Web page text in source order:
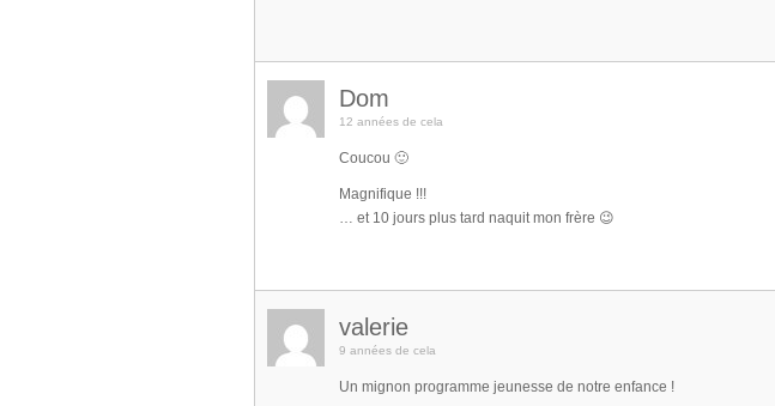
Dom
12 années de cela
Coucou 🙂
Magnifique !!!
… et 10 jours plus tard naquit mon frère 😉
valerie
9 années de cela
Un mignon programme jeunesse de notre enfance !